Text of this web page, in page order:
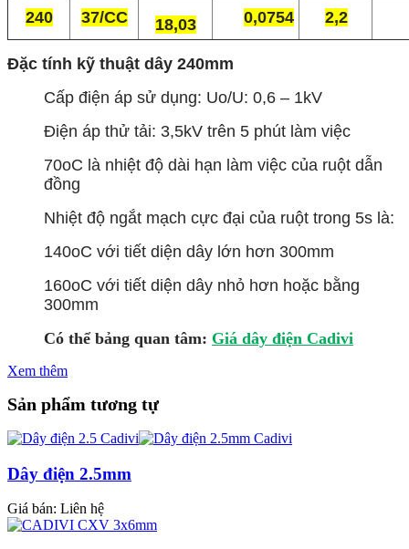
240 37/CC 18,03 0,0754 2,2
Đặc tính kỹ thuật dây 240mm
Cấp điện áp sử dụng: Uo/U: 0,6 – 1kV
Điện áp thử tải: 3,5kV trên 5 phút làm việc
70oC là nhiệt độ dài hạn làm việc của ruột dẫn
đồng
Nhiệt độ ngắt mạch cực đại của ruột trong 5s là:
140oC với tiết diện dây lớn hơn 300mm
160oC với tiết diện dây nhỏ hơn hoặc bằng
300mm
Có thể bảng quan tâm: Giá dây điện Cadivi
Xem thêm
Sản phẩm tương tự
Dây điện 2.5mm
Giá bán: Liên hệ